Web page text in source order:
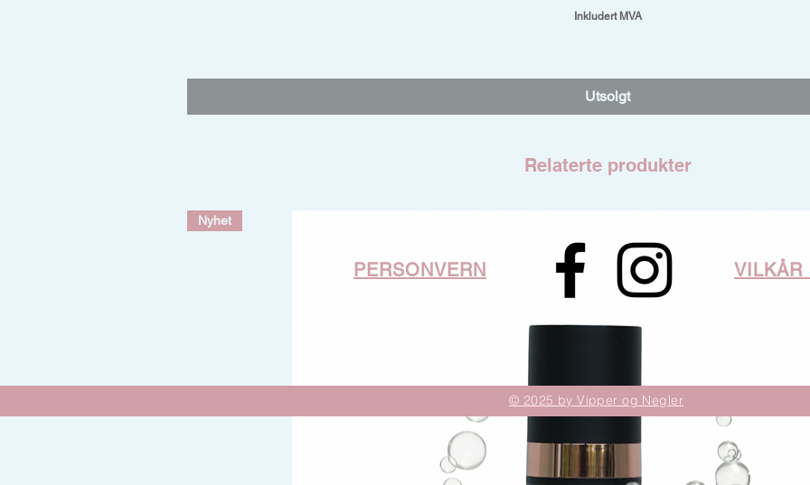
Inkludert MVA
Utsolgt
Relaterte produkter
Nyhet
PERSONVERN VILKÅR
© 2025 by Vipper og Negler